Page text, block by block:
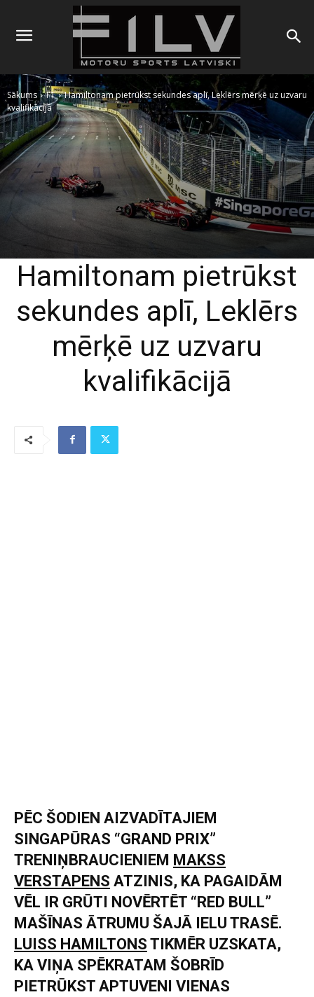
Sākums F1
Hamiltonam pietrūkst sekundes aplī, Leklērs mērķē uz uzvaru
kvalifikācijā
Hamiltonam pietrūkst
sekundes aplī, Leklērs
mērķē uz uzvaru
kvalifikācijā
PĒC ŠODIEN AIZVADĪTAJIEM
SINGAPŪRAS “GRAND PRIX”
TRENIŅBRAUCIENIEM MAKSS
VERSTAPENS ATZINIS, KA PAGAIDĀM
VĒL IR GRŪTI NOVĒRTĒT “RED BULL”
MAŠĪNAS ĀTRUMU ŠAJĀ IELU TRASĒ.
LUISS HAMILTONS TIKMĒR UZSKATA,
KA VIŅA SPĒKRATAM ŠOBRĪD
PIETRŪKST APTUVENI VIENAS